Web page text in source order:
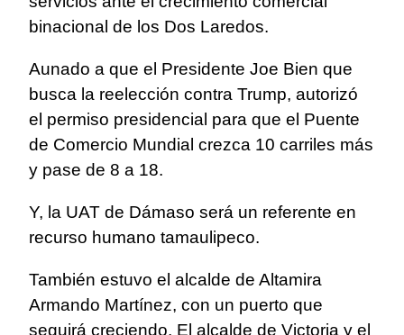
binacional de los Dos Laredos.
Aunado a que el Presidente Joe Bien que
busca la reelección contra Trump, autorizó
el permiso presidencial para que el Puente
de Comercio Mundial crezca 10 carriles más
y pase de 8 a 18.
Y, la UAT de Dámaso será un referente en
recurso humano tamaulipeco.
También estuvo el alcalde de Altamira
Armando Martínez, con un puerto que
seguirá creciendo. El alcalde de Victoria y el